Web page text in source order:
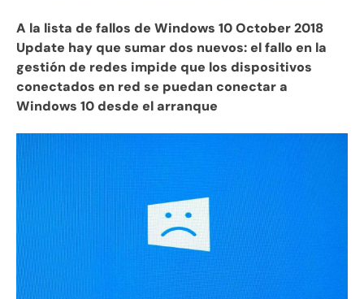
A la lista de fallos de Windows 10 October 2018
Update hay que sumar dos nuevos: el fallo en la
gestión de redes impide que los dispositivos
conectados en red se puedan conectar a
Windows 10 desde el arranque